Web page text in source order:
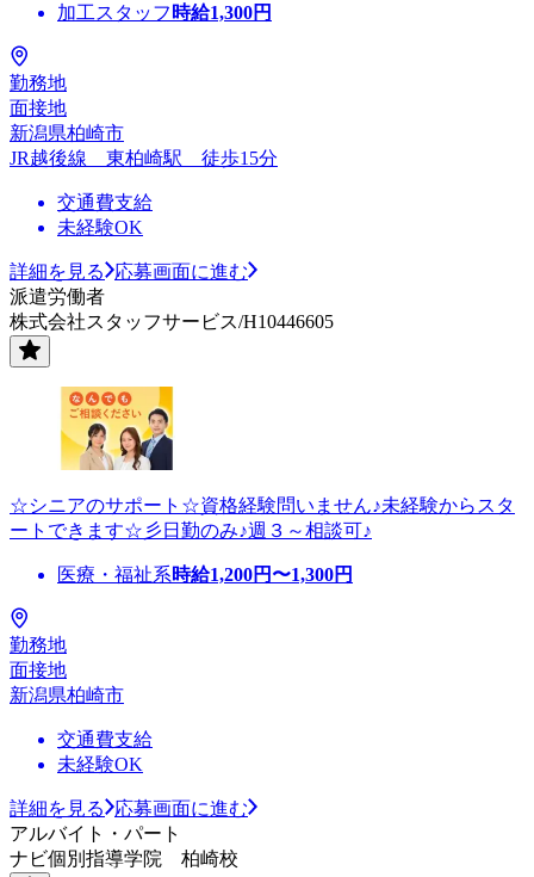
加工スタッフ 時給1,300円
勤務地
面接地
新潟県柏崎市
JR越後線 東柏崎駅 徒歩15分
交通費支給
未経験OK
詳細を見る
応募画面に進む
派遣労働者
株式会社スタッフサービス/H10446605
☆シニアのサポート☆資格経験問いません♪未経験からスタ
ートできます☆彡日勤のみ♪週３～相談可♪
医療・福祉系時給1,200円〜1,300円
勤務地
面接地
新潟県柏崎市
交通費支給
未経験OK
詳細を見る
応募画面に進む
アルバイト・パート
ナビ個別指導学院 柏崎校